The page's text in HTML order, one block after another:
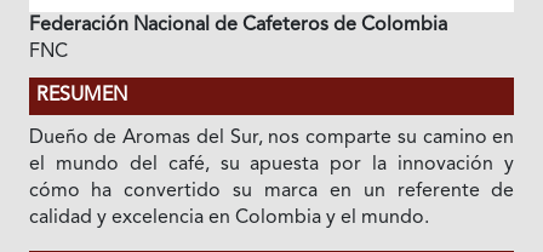
Federación Nacional de Cafeteros de Colombia
FNC
RESUMEN
Dueño de Aromas del Sur, nos comparte su camino en
el mundo del café, su apuesta por la innovación y
cómo ha convertido su marca en un referente de
calidad y excelencia en Colombia y el mundo.